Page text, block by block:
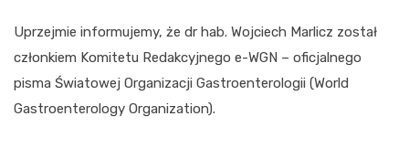
Uprzejmie informujemy, że dr hab. Wojciech Marlicz został
członkiem Komitetu Redakcyjnego e-WGN – oficjalnego
pisma Światowej Organizacji Gastroenterologii (World
Gastroenterology Organization).